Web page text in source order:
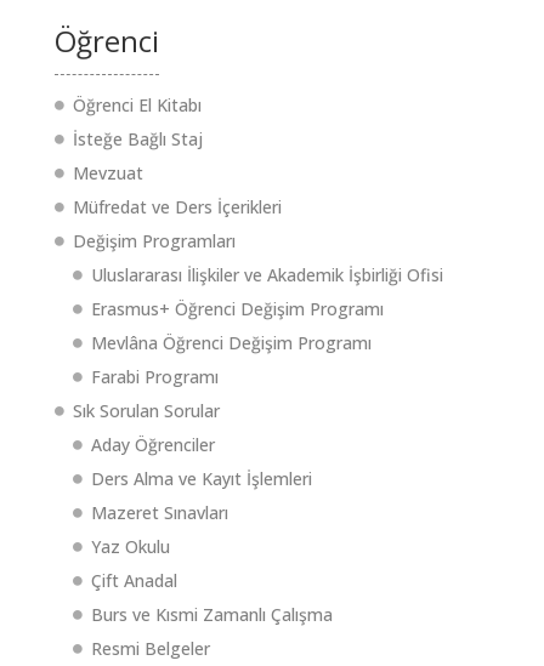
Öğrenci
Öğrenci El Kitabı
İsteğe Bağlı Staj
Mevzuat
Müfredat ve Ders İçerikleri
Değişim Programları
Uluslararası İlişkiler ve Akademik İşbirliği Ofisi
Erasmus+ Öğrenci Değişim Programı
Mevlâna Öğrenci Değişim Programı
Farabi Programı
Sık Sorulan Sorular
Aday Öğrenciler
Ders Alma ve Kayıt İşlemleri
Mazeret Sınavları
Yaz Okulu
Çift Anadal
Burs ve Kısmi Zamanlı Çalışma
Resmi Belgeler